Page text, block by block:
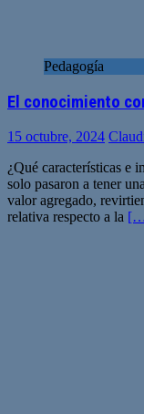
Pedagogía
El conocimiento
15 octubre, 2024
¿Qué características e
solo pasaron a tener
valor agregado,
relativa respecto a la